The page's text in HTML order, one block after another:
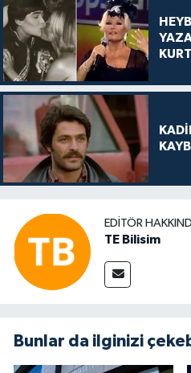
EDITÖR
TE Bilisim
Bunlar da ilginizi